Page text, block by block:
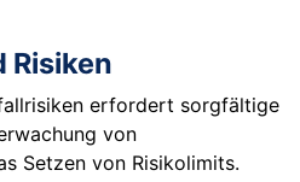
Risiken
erfordert sorgfältige
von
Setzen von Risikolimits.